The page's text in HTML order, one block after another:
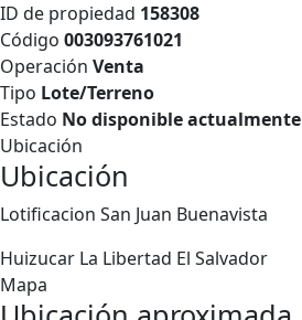
ID de propiedad 158308
Código 003093761021
Operación Venta
Tipo Lote/Terreno
Estado No disponible actualmente
Ubicación
Ubicación
Lotificacion San Juan Buenavista
Huizucar La Libertad El Salvador
Mapa